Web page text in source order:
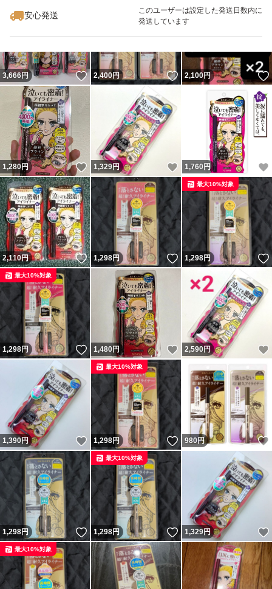
安心発送
このユーザーは設定した発送日数内に
発送しています
3,666円 いいね！
2,400円 いいね！
2,100円
1,280円 いいね！
1,329円 いいね！
1,760 円
2,110円 いいね！
1,298円 いいね！
1,298円
最大10%対象
1,298円 いいね！
最大10%対象
1,480円 いいね！
2,590円
1,390円 いいね！
1,298円 いいね！
最大10%対象
980円
1,298円 いいね！
1,298円 いいね！
最大10%対象
1,329円
最大10%対象